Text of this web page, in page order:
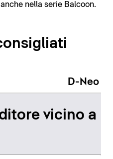
nella serie Balcoon.
D-Neo
vicino a